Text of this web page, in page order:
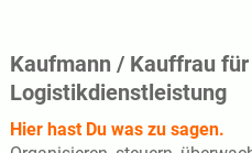
Kaufmann / Kauffrau
Logistikdienstleistung
Hier hast Du was zu sagen.